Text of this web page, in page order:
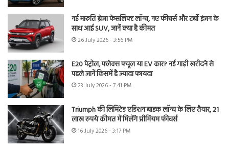
नई मारुति ब्रेजा फेसलिफ्ट लॉन्च, नए फीचर्स और टर्बो इंजन के
साथ आई SUV, जानें क्या है कीमत
26 July 2026 - 3:56 PM
E20 पेट्रोल, फ्लेक्स फ्यूल या EV कार? नई गाड़ी खरीदने से
पहले जानें किसमें है ज्यादा फायदा
23 July 2026 - 7:41 PM
Triumph की लिमिटेड एडिशन बाइक लॉन्च के लिए तैयार, 21
लाख रुपये कीमत में मिलेंगे प्रीमियम फीचर्स
16 July 2026 - 3:17 PM